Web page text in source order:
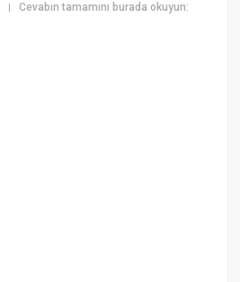
|Cevabın tamamını burada okuyun: